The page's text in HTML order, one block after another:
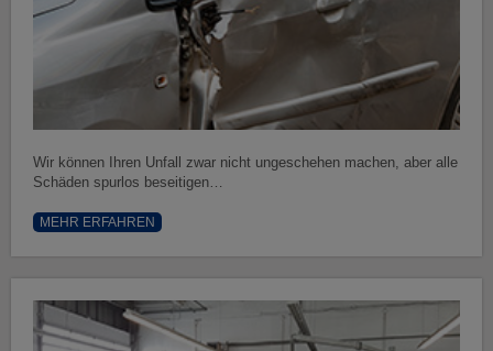
Wir können Ihren Unfall zwar nicht ungeschehen machen, aber alle
Schäden spurlos beseitigen…
MEHR ERFAHREN